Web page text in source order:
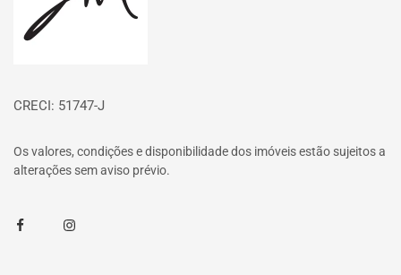
CRECI: 51747-J
Os valores, condições e disponibilidade dos imóveis estão sujeitos a
alterações sem aviso prévio.
FacebookInstagram